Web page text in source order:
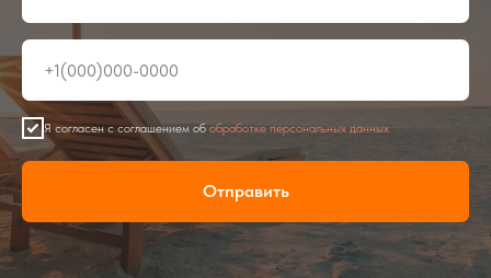
Я согласен с соглашением об обработке персональных данных
Отправить